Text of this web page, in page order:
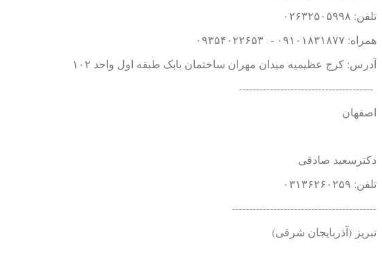
تلفن: ۰۲۶۳۲۵۰۵۹۹۸
همراه: ۰۹۱۰۱۸۳۱۸۷۷ - ۰۹۳۵۴۰۲۲۶۵۳
آدرس: کرج عظیمیه میدان مهران ساختمان بابک طبقه اول واحد ۱۰۲
---------------------------------------
اصفهان
دکترسعید صادقی
تلفن: ۰۳۱۳۶۲۶۰۲۵۹
------------------------------------------
تبریز (آذربایجان شرقی)